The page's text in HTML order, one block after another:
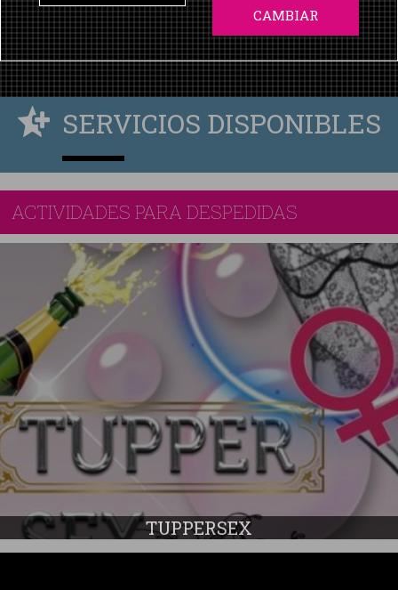
CAMBIAR
SERVICIOS DISPONIBLES
ACTIVIDADES PARA DESPEDIDAS
TUPPERSEX